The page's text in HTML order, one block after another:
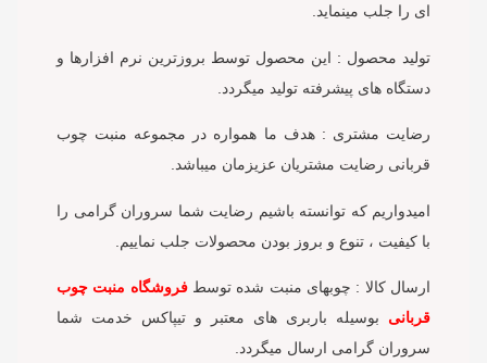
ای را جلب مینماید.
تولید محصول : این محصول توسط بروزترین نرم افزارها و
دستگاه های پیشرفته تولید میگردد.
رضایت مشتری : هدف ما همواره در مجموعه منبت چوب
قربانی رضایت مشتریان عزیزمان میباشد.
امیدواریم که توانسته باشیم رضایت شما سروران گرامی را
با کیفیت ، تنوع و بروز بودن محصولات جلب نماییم.
ارسال کالا : چوبهای منبت شده توسطفروشگاه منبت چوب
قربانی بوسیله باربری های معتبر و تیپاکس خدمت شما
سروران گرامی ارسال میگردد.